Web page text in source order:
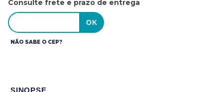
Consulte frete e prazo de entrega
NÃO SABE O CEP?
SINOPSE